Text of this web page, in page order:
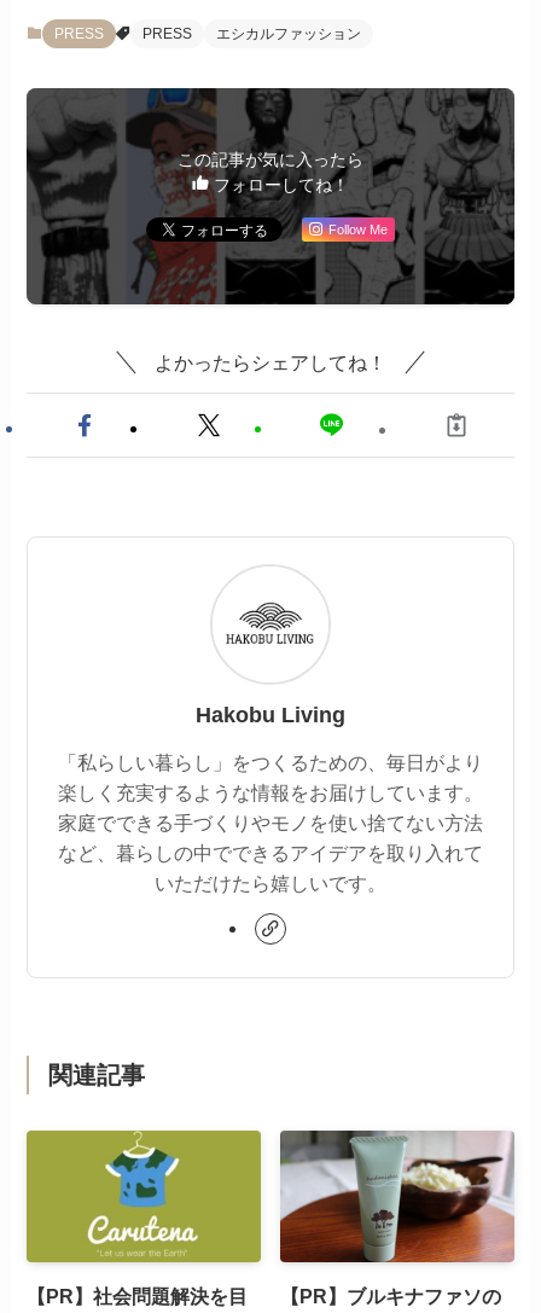
PRESS PRESS エシカルファッション
この記事が気に入ったら
フォローしてね！
Follow Me
よかったらシェアしてね！
Hakobu Living
「私らしい暮らし」をつくるための、毎日がより
楽しく充実するような情報をお届けしています。
家庭でできる手づくりやモノを使い捨てない方法
など、暮らしの中でできるアイデアを取り入れて
いただけたら嬉しいです。
関連記事
【PR】社会問題解決を⽬
【PR】ブルキナファソの